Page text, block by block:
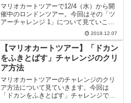
マリオカートツアーで12/4（水）から開
催中のロンドンツアー。今回はその「ツ
アーチャレンジ 1」について見ていこう
と思います。ツアーチャレンジ 1ツアー
チャレンジは誰でも挑戦できます。条件
をクリアするごとにグランドスター
（★）が獲得できます...
2019.12.07
【マリオカートツアー】「ドカン
をふきとばす」チャレンジのクリ
ア方法
マリオカートツアーのチャレンジのクリ
ア方法について見ていきます。今回は
「ドカンをふきとばす」チャレンジで